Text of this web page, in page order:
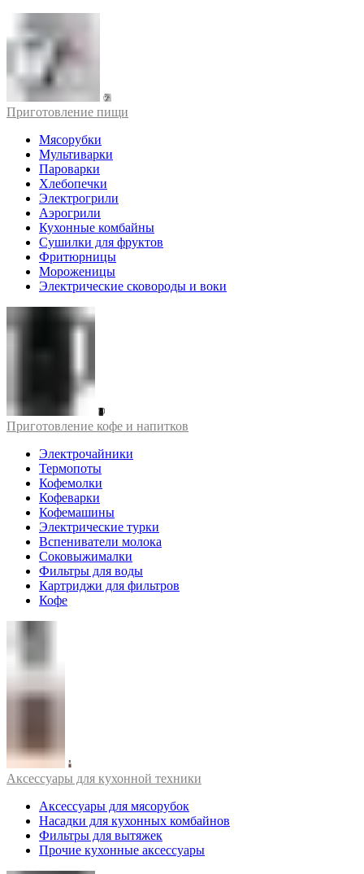
Приготовление пищи
Мясорубки
Мультиварки
Пароварки
Хлебопечки
Электрогрили
Аэрогрили
Кухонные комбайны
Сушилки для фруктов
Фритюрницы
Мороженицы
Электрические сковороды и воки
Приготовление кофе и напитков
Электрочайники
Термопоты
Кофемолки
Кофеварки
Кофемашины
Электрические турки
Вспениватели молока
Соковыжималки
Фильтры для воды
Картриджи для фильтров
Кофе
Аксессуары для кухонной техники
Аксессуары для мясорубок
Насадки для кухонных комбайнов
Фильтры для вытяжек
Прочие кухонные аксессуары